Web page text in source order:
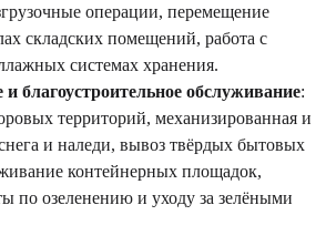
операции, перемещение
складских помещений, работа с
системах хранения.
благоустроительное обслуживание:
территорий, механизированная и
и наледи, вывоз твёрдых бытовых
контейнерных площадок,
по озеленению и уходу за зелёными